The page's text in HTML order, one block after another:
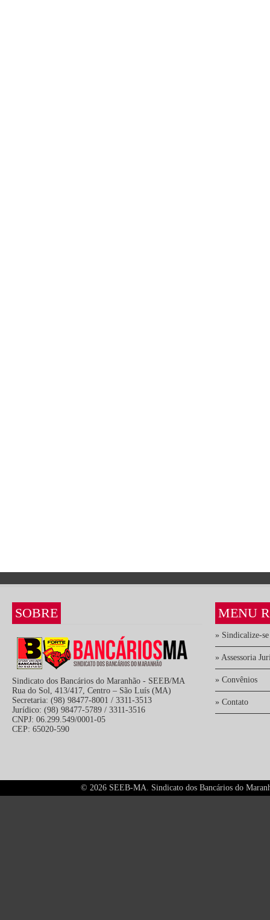
SOBRE
Sindicato dos Bancários do Maranhão - SEEB/MA
Rua do Sol, 413/417, Centro – São Luís (MA)
Secretaria: (98) 98477-8001 / 3311-3513
Jurídico: (98) 98477-5789 / 3311-3516
CNPJ: 06.299.549/0001-05
CEP: 65020-590
MENU
» Sindicalize-se
» Assessoria
» Convênios
» Contato
© 2026 SEEB-MA. Sindicato dos Bancários do